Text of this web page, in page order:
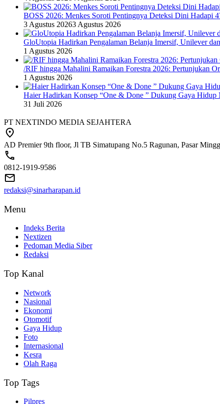
BOSS 2026: Menkes Soroti Pentingnya Deteksi Dini Hadapi
3 Agustus 20263 Agustus 2026
GloUtopia Hadirkan Pengalaman Belanja Imersif, Unilever
1 Agustus 2026
/RIF hingga Mahalini Ramaikan Forestra 2026: Pertunjukan
1 Agustus 2026
Haier Hadirkan Konsep “One & Done ” Dukung Gaya Hidup
31 Juli 2026
PT NEXTINDO MEDIA SEJAHTERA
AD Premier 9th floor, Jl TB Simatupang No.5 Ragunan, Pasar
0812-1919-9586
redaksi@sinarharapan.id
Menu
Indeks Berita
Nextizen
Pedoman Media Siber
Redaksi
Top Kanal
Network
Nasional
Ekonomi
Otomotif
Gaya Hidup
Foto
Internasional
Kesra
Olah Raga
Top Tags
Pilpres